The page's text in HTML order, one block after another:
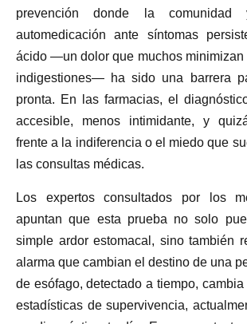
prevención donde la
automedicación ante síntomas
ácido —un dolor que muchos minimizan
indigestiones— ha sido una barrera
pronta. En las farmacias, el
accesible, menos intimidante, y
frente a la indiferencia o el miedo que
las consultas médicas.
Los expertos consultados por los
apuntan que esta prueba no solo
simple ardor estomacal, sino también
alarma que cambian el destino de una
de esófago, detectado a tiempo,
estadísticas de supervivencia,